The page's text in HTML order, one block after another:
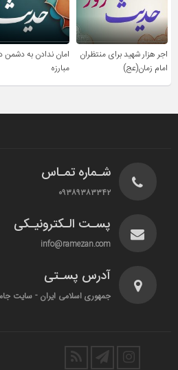
اجر هزار شهید برای منتظران
امام زمان(عج)
امان ندادن به دشمن
مبارزه
شـماره تمـاس
۰۹۳۸۹۳۸۳۳۴۲
پسـت الـکترونیـکی
info@ramezan.com
آدرس پسـتی
جمهوری اسلامی ایران - سایت